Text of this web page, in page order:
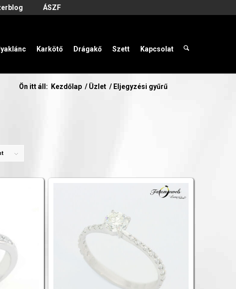
ÁSZF
Karkötő Drágakő Szett Kapcsolat
Ön itt áll: Kezdőlap / Üzlet / Eljegyzési gyűrű